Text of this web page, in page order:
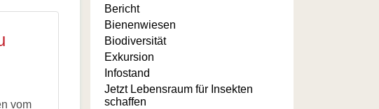
vom
Bericht
Bienenwiesen
Biodiversität
Exkursion
Infostand
Jetzt Lebensraum für Insekten
schaffen